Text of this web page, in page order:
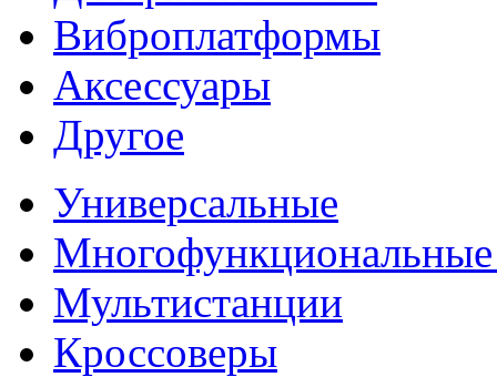
Виброплатформы
Аксессуары
Другое
Универсальные
Мультистанции
Кроссоверы